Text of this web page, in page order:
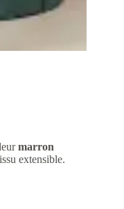
marron
extensible.